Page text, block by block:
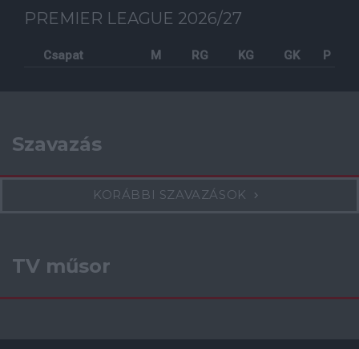
PREMIER LEAGUE 2026/27
Csapat M RG KG GK P
Szavazás
KORÁBBI SZAVAZÁSOK
TV műsor